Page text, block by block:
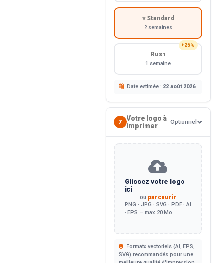
⭐ Standard
2 semaines
+25%
Rush
1 semaine
Date estimée : 22 août 2026
7
Votre logo à
imprimer
Optionnel
Glissez votre logo
ici
ou parcourir
PNG · JPG · SVG · PDF · AI
· EPS — max 20 Mo
Formats vectoriels (AI, EPS,
SVG) recommandés pour une